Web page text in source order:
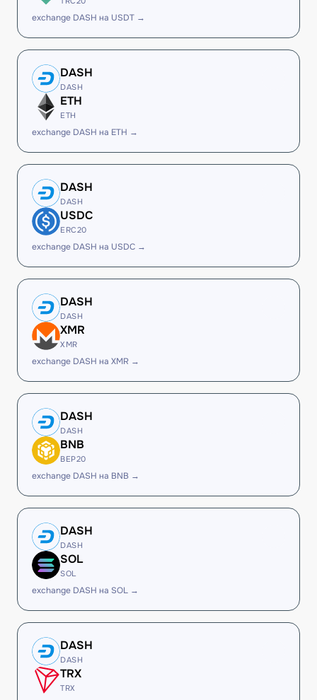
exchange DASH на USDT →
DASH
DASH
ETH
ETH
exchange DASH на ETH →
DASH
DASH
USDC
ERC20
exchange DASH на USDC →
DASH
DASH
XMR
XMR
exchange DASH на XMR →
DASH
DASH
BNB
BEP20
exchange DASH на BNB →
DASH
DASH
SOL
SOL
exchange DASH на SOL →
DASH
DASH
TRX
TRX